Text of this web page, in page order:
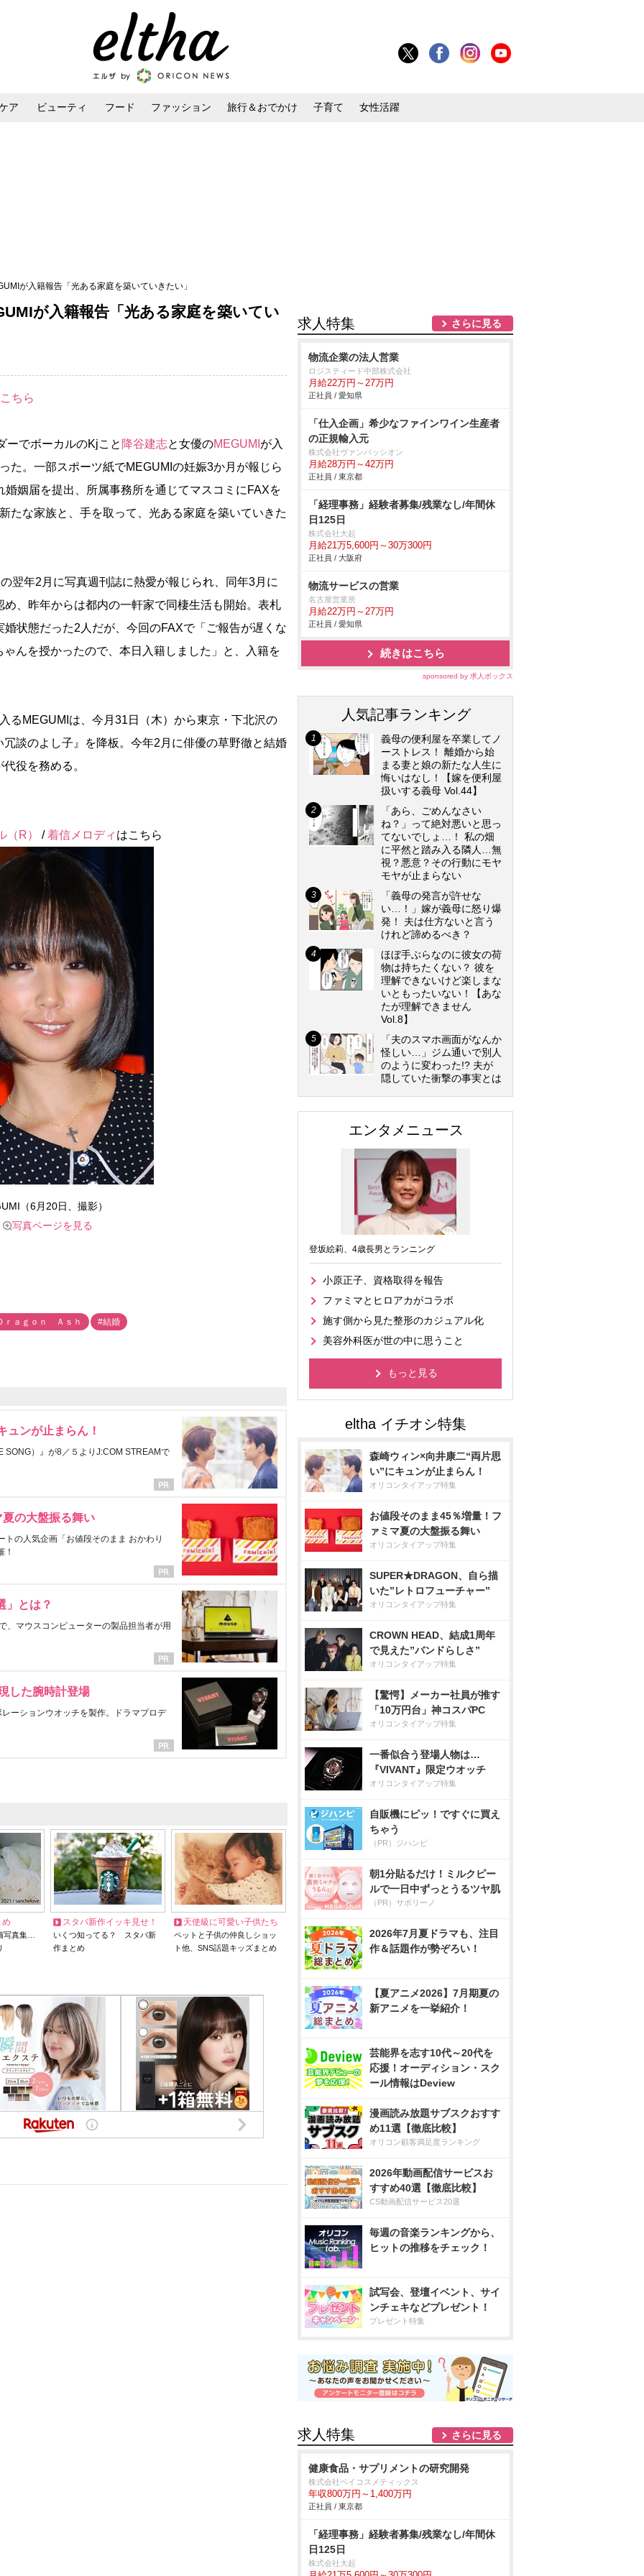
ア ビューティ フード ファッション 旅行＆おでかけ 子育て 女性活躍
が入籍報告「光ある家庭を築いていきたい」
が入籍報告「光ある家庭を築いてい
ちら
ーでボーカルのKjこと 降谷建志と女優のMEGUMI が入
た。一部スポーツ紙でMEGUMIの妊娠3か月が報じら
姻届を提出、所属事務所を通じてマスコミにFAXを
たな家族と、手を取って、光ある家庭を築いていきた
年2月に写真週刊誌に熱愛が報じられ、同年3月に
、昨年からは都内の一軒家で同棲生活も開始。表札
状態だった2人だが、今回のFAXで「ご報告が遅くな
んを授かったので、本日入籍しました」と、入籍を
MEGUMIは、今月31日（木）から東京・下北沢の
談のよし子』を降板。今年2月に俳優の草野徹と結婚
役を務める。
（R） /着信メロディ はこちら
（6月20日、撮影）
写真ページを見る
ｒａｇｏｎ Ａｓｈ #結婚
ュンが止まらん！
SONG）』が8／５よりJ:COM STREAMで
の大盤振る舞い
の人気企画「お値段そのまま おかわり
！
」とは？
、マウスコンピューターの製品担当者が用
した腕時計登場
ーションウオッチを製作。ドラマプロデ
め
写真集…
スタバ新作イッキ見せ！
いくつ知ってる？ スタバ新
作まとめ
天使級に可愛い子供たち
ペットと子供の仲良しショッ
ト他、SNS話題キッズまとめ
求人特集 さらに見る
物流企業の法人営業
ロジスティード中部株式会社
月給22万円～27万円
正社員 / 愛知県
「仕入企画」希少なファインワイン生産者
の正規輸入元
株式会社ヴァンパッシオン
月給28万円～42万円
正社員 / 東京都
「経理事務」経験者募集/残業なし/年間休
日125日
株式会社大起
月給21万5,600円～30万300円
正社員 / 大阪府
物流サービスの営業
名古屋営業所
月給22万円～27万円
正社員 / 愛知県
続きはこちら
sponsored by 求人ボックス
人気記事ランキング
義母の便利屋を卒業してノ
ーストレス！ 離婚から始
まる妻と娘の新たな人生に
悔いはなし！【嫁を便利屋
扱いする義母 Vol.44】
「あら、ごめんなさい
ね？」って絶対悪いと思っ
てないでしょ…！ 私の畑
に平然と踏み入る隣人…無
視？悪意？その行動にモヤ
モヤが止まらない
「義母の発言が許せな
い…！」嫁が義母に怒り爆
発！ 夫は仕方ないと言う
けれど諦めるべき？
ほぼ手ぶらなのに彼女の荷
物は持ちたくない？ 彼を
理解できないけど楽しまな
いともったいない！【あな
たが理解できません
Vol.8】
「夫のスマホ画面がなんか
怪しい…」ジム通いで別人
のように変わった!? 夫が
隠していた衝撃の事実とは
エンタメニュース
登坂絵莉、4歳長男とランニング
小原正子、資格取得を報告
ファミマとヒロアカがコラボ
施す側から見た整形のカジュアル化
美容外科医が世の中に思うこと
もっと見る
森崎ウィン×向井康二“両片思
い”にキュンが止まらん！
オリコンタイアップ特集
お値段そのまま45％増量！フ
ァミマ夏の大盤振る舞い
オリコンタイアップ特集
SUPER★DRAGON、自ら描
いた”レトロフューチャー”
オリコンタイアップ特集
CROWN HEAD、結成1周年
で見えた”バンドらしさ”
オリコンタイアップ特集
【驚愕】メーカー社員が推す
「10万円台」神コスパPC
オリコンタイアップ特集
一番似合う登場人物は…
『VIVANT』限定ウオッチ
オリコンタイアップ特集
自販機にピッ！ですぐに買え
ちゃう
（PR）ジハンピ
朝1分貼るだけ！ミルクピー
ルで一日中ずっとうるツヤ肌
（PR）サボリーノ
2026年7月夏ドラマも、注目
作＆話題作が勢ぞろい！
【夏アニメ2026】7月期夏の
新アニメを一挙紹介！
芸能界を志す10代～20代を
応援！オーディション・スク
ール情報はDeview
漫画読み放題サブスクおすす
め11選【徹底比較】
オリコン顧客満足度ランキング
2026年動画配信サービスお
すすめ40選【徹底比較】
CS動画配信サービス20選
毎週の音楽ランキングから、
ヒットの推移をチェック！
試写会、登壇イベント、サイ
ンチェキなどプレゼント！
プレゼント特集
求人特集 さらに見る
健康食品・サプリメントの研究開発
株式会社ベイコスメティックス
年収800万円～1,400万円
正社員 / 東京都
「経理事務」経験者募集/残業なし/年間休
日125日
株式会社大起